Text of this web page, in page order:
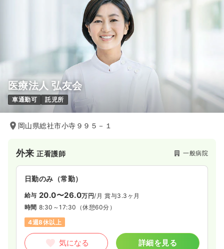
医療法人 弘友会
車通勤可 託児所
岡山県総社市小寺９９５－１
外来正看護師 一般病院
日勤のみ（常勤）
給与 20.0〜26.0万円/月 賞与3.3ヶ月
時間 8:30～17:30 （休憩60分）
4週8休以上
気になる 詳細を見る